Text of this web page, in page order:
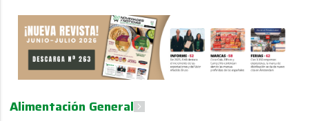
Alimentación General